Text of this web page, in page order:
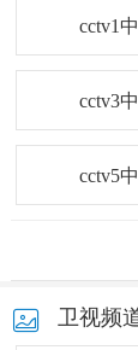
cctv1
cctv3
cctv5
卫视频